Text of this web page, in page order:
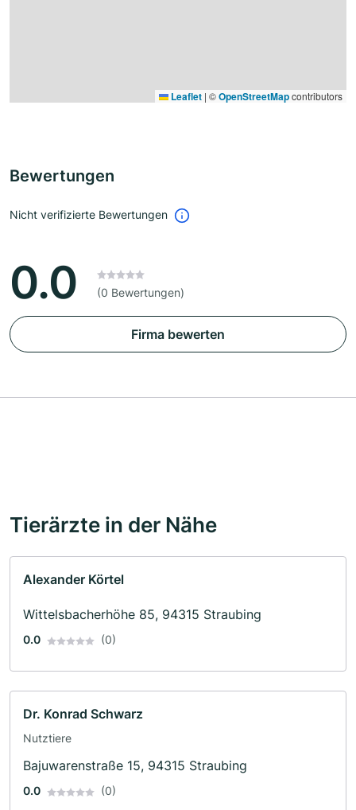
Leaflet | ©OpenStreetMapcontributors
Bewertungen
Nicht verifizierte Bewertungen
0.0 (0 Bewertungen)
Firma bewerten
Tierärzte in der Nähe
Alexander Körtel
Wittelsbacherhöhe 85, 94315 Straubing
0.0 (0)
Dr. Konrad Schwarz
Nutztiere
Bajuwarenstraße 15, 94315 Straubing
0.0 (0)